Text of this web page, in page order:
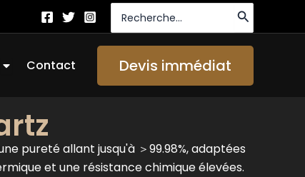
Recherche
de
Ouvrir About Us
Contact Devis immédiat
pureté allant jusqu'à ＞99.98%, adaptées
et une résistance chimique élevées.